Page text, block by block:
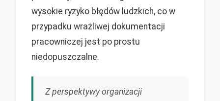
wysokie ryzyko błędów ludzkich, co w
przypadku wrażliwej dokumentacji
pracowniczej jest po prostu
niedopuszczalne.
Z perspektywy organizacji